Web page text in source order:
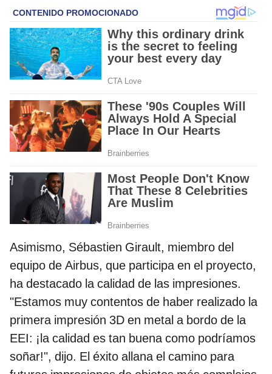
Asimismo, Sébastien Girault, miembro del
equipo de Airbus, que participa en el proyecto,
ha destacado la calidad de las impresiones.
"Estamos muy contentos de haber realizado la
primera impresión 3D en metal a bordo de la
EEI: ¡la calidad es tan buena como podríamos
soñar!", dijo. El éxito allana el camino para